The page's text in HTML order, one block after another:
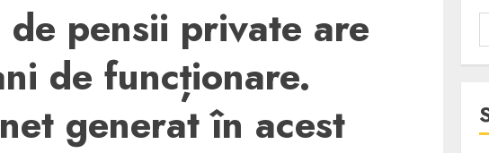
pensii private are
de funcționare.
generat în acest